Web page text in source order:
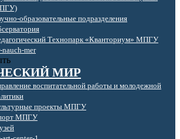
образовательные подразделения
Технопарк «Кванториум» МПГУ
МИР
воспитательной работы и молодежной
проекты МПГУ
МПГУ